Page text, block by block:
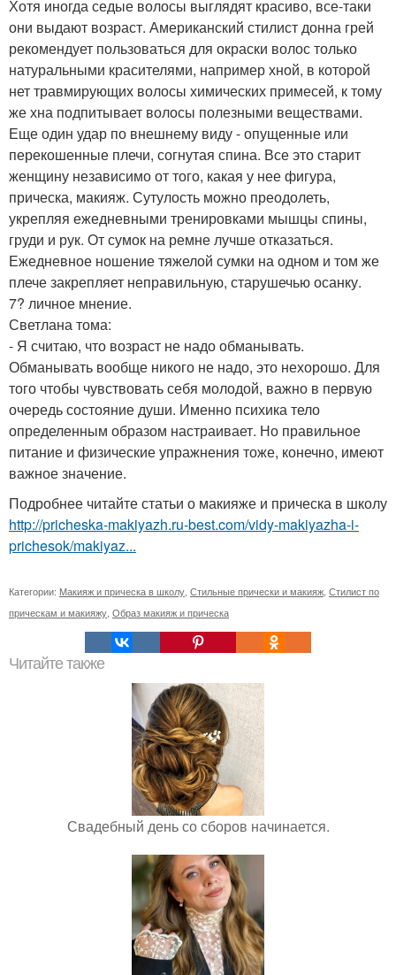
Хотя иногда седые волосы выглядят красиво, все-таки
они выдают возраст. Американский стилист донна грей
рекомендует пользоваться для окраски волос только
натуральными красителями, например хной, в которой
нет травмирующих волосы химических примесей, к тому
же хна подпитывает волосы полезными веществами.
Еще один удар по внешнему виду - опущенные или
перекошенные плечи, согнутая спина. Все это старит
женщину независимо от того, какая у нее фигура,
прическа, макияж. Сутулость можно преодолеть,
укрепляя ежедневными тренировками мышцы спины,
груди и рук. От сумок на ремне лучше отказаться.
Ежедневное ношение тяжелой сумки на одном и том же
плече закрепляет неправильную, старушечью осанку.
7? личное мнение.
Светлана тома:
- Я считаю, что возраст не надо обманывать.
Обманывать вообще никого не надо, это нехорошо. Для
того чтобы чувствовать себя молодой, важно в первую
очередь состояние души. Именно психика тело
определенным образом настраивает. Но правильное
питание и физические упражнения тоже, конечно, имеют
важное значение.
Подробнее читайте статьи о макияже и прическа в школу
http://pricheska-makiyazh.ru-best.com/vidy-makiyazha-i-
prichesok/makiyaz...
Категории: Макияж и прическа в школу Стильные прически и макияж Стилист по
прическам и макияжу Образ макияж и прическа
Читайте также
Свадебный день со сборов начинается.